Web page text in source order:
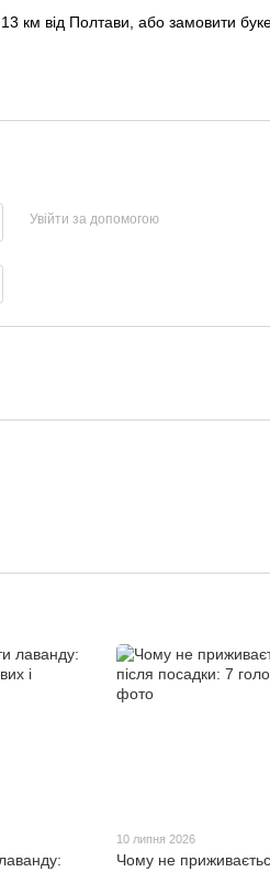
км від Полтави, або замовити
Увійти за допомогою
10 липня 2026
Чому не